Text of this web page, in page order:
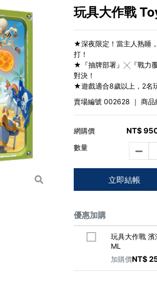
玩具大作戰
★深夜限定！當主人熟睡
打！
★『抽牌部署』╳『戰力
對決！
★遊戲適合8歲以上，2名
賣場編號 002628 ｜ 商
網購價 NT$
數量
立即結帳
優惠加購
玩具大作戰 濱
ML
加購價NT$